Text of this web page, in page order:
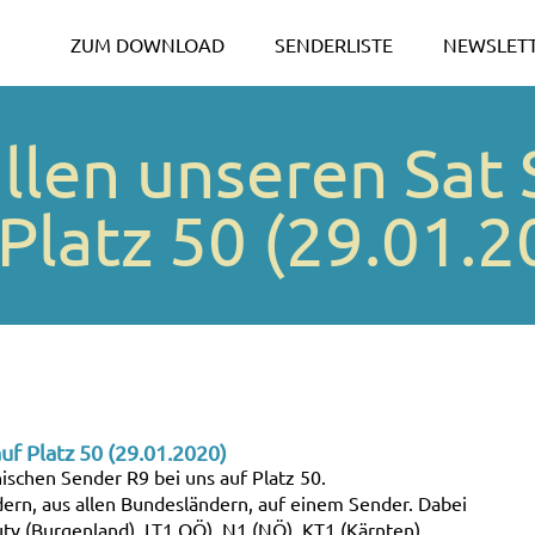
ZUM DOWNLOAD SENDERLISTE
unseren Sat
50
Platz 50 (29.01.2020)
Sender R9 bei uns auf Platz 50.
aus allen Bundesländern, auf einem Sender. Dabei
(Burgenland), LT1 OÖ), N1 (NÖ), KT1 (Kärnten),